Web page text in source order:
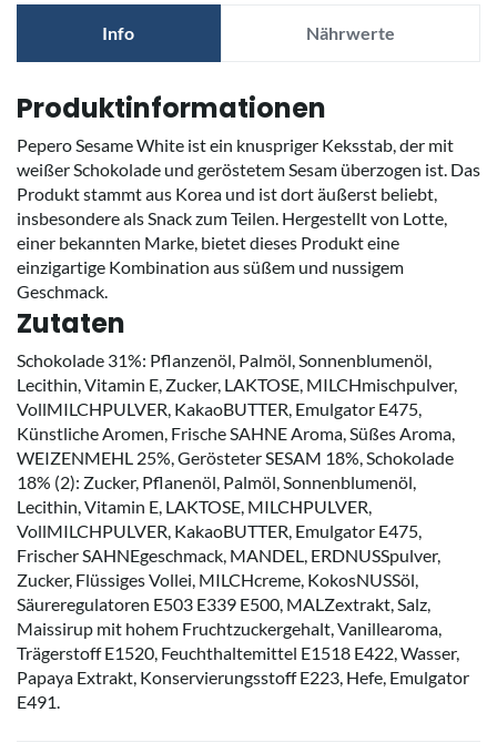
Info Nährwerte
Produktinformationen
Pepero Sesame White ist ein knuspriger Keksstab, der mit
weißer Schokolade und geröstetem Sesam überzogen ist. Das
Produkt stammt aus Korea und ist dort äußerst beliebt,
insbesondere als Snack zum Teilen. Hergestellt von Lotte,
einer bekannten Marke, bietet dieses Produkt eine
einzigartige Kombination aus süßem und nussigem
Geschmack.
Zutaten
Schokolade 31%: Pflanzenöl, Palmöl, Sonnenblumenöl,
Lecithin, Vitamin E, Zucker, LAKTOSE, MILCHmischpulver,
VollMILCHPULVER, KakaoBUTTER, Emulgator E475,
Künstliche Aromen, Frische SAHNE Aroma, Süßes Aroma,
WEIZENMEHL 25%, Gerösteter SESAM 18%, Schokolade
18% (2): Zucker, Pflanenöl, Palmöl, Sonnenblumenöl,
Lecithin, Vitamin E, LAKTOSE, MILCHPULVER,
VollMILCHPULVER, KakaoBUTTER, Emulgator E475,
Frischer SAHNEgeschmack, MANDEL, ERDNUSSpulver,
Zucker, Flüssiges Vollei, MILCHcreme, KokosNUSSöl,
Säureregulatoren E503 E339 E500, MALZextrakt, Salz,
Maissirup mit hohem Fruchtzuckergehalt, Vanillearoma,
Trägerstoff E1520, Feuchthaltemittel E1518 E422, Wasser,
Papaya Extrakt, Konservierungsstoff E223, Hefe, Emulgator
E491.